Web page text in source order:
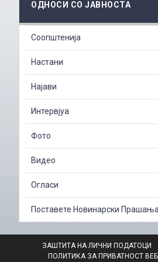
ОДНОСИ СО ЈАВНОСТА
Соопштенија
Настани
Најави
Интервјуа
Фото
Видео
Огласи
Поставете Новинарски Прашања
ЗАШТИТА НА ЛИЧНИ ПОДАТОЦИ
ПОЛИТИКА ЗА ПРИВАТНОСТ